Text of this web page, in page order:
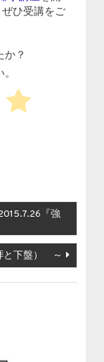
ひ受講をご
か？
『強
と下盤） ～